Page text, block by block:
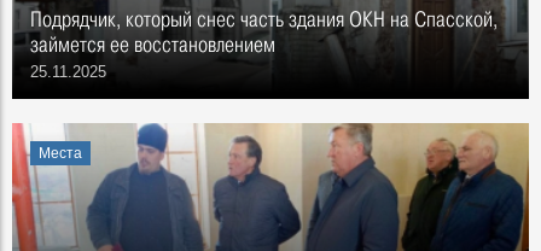
Подрядчик, который снес часть здания ОКН на Спасской,
займется ее восстановлением
25.11.2025
Места